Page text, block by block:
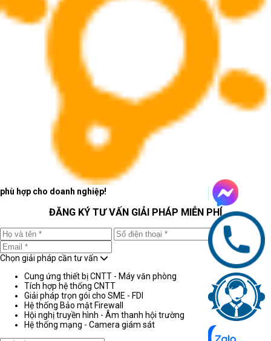
phù hợp cho doanh nghiệp!
ĐĂNG KÝ TƯ VẤN GIẢI PHÁP MIỄN PHÍ
Chọn giải pháp cần tư vấn
Cung ứng thiết bị CNTT - Máy văn phòng
Tích hợp hệ thống CNTT
Giải pháp trọn gói cho SME - FDI
Hệ thống Bảo mật Firewall
Hội nghị truyền hình - Âm thanh hội trường
Hệ thống mạng - Camera giám sát